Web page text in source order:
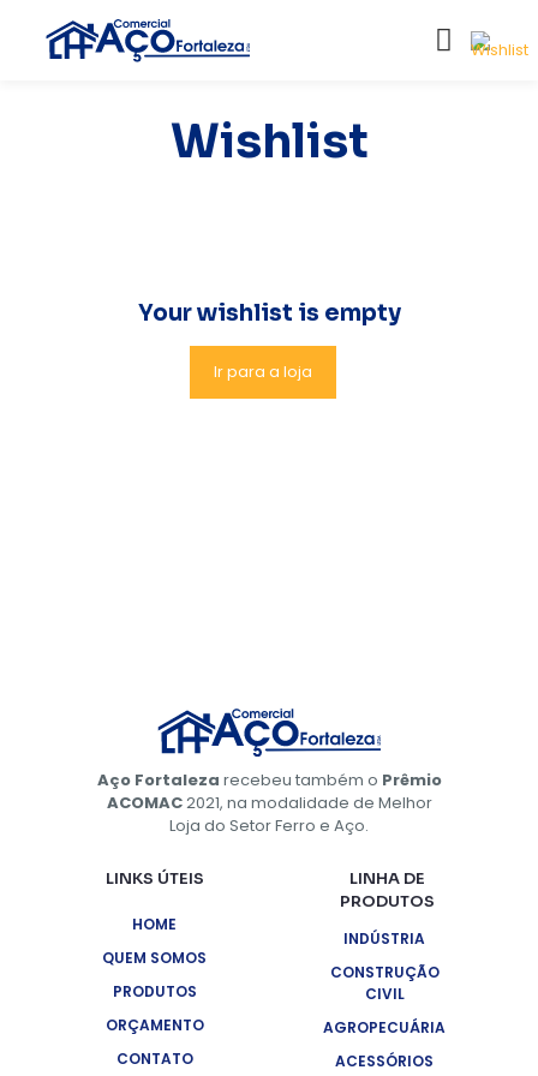
Wishlist
Your wishlist is empty
Ir para a loja
Aço Fortaleza recebeu também o Prêmio
ACOMAC2021, na modalidade de Melhor
Loja do Setor Ferro e Aço.
LINKS ÚTEIS
HOME
QUEM SOMOS
PRODUTOS
ORÇAMENTO
CONTATO
LINHA DE
PRODUTOS
INDÚSTRIA
CONSTRUÇÃO
CIVIL
AGROPECUÁRIA
ACESSÓRIOS